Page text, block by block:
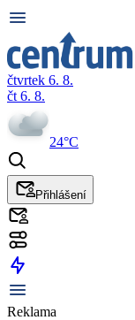
čtvrtek 6. 8.
čt 6. 8.
24°C
Přihlášení
Reklama